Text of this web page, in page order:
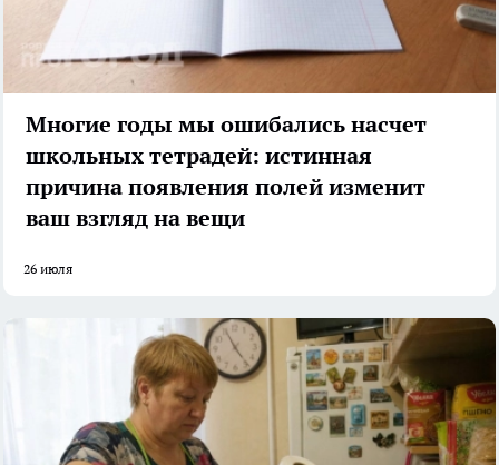
Многие годы мы ошибались насчет
школьных тетрадей: истинная
причина появления полей изменит
ваш взгляд на вещи
26 июля